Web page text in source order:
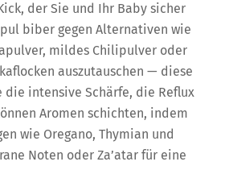
der Sie und Ihr Baby sicher
biber gegen Alternativen wie
mildes Chilipulver oder
auszutauschen — diese
die intensive Schärfe, die Reflux
Aromen schichten, indem
wie Oregano, Thymian und
Noten oder Za’atar für eine